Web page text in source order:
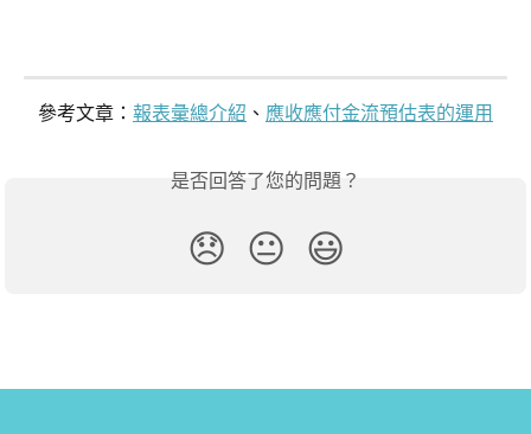
參考文章： 報表彙總介紹 、 應收應付金流預估表的運用
是否回答了您的問題？
😞 😐 😃